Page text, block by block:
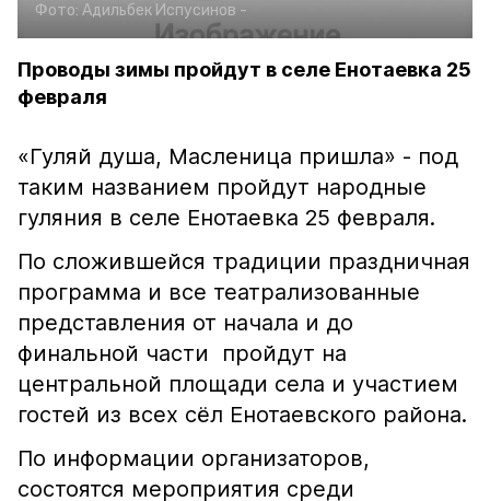
Фото: Адильбек Испусинов -
Проводы зимы пройдут в селе Енотаевка 25
февраля
«Гуляй душа, Масленица пришла» - под
таким названием пройдут народные
гуляния в селе Енотаевка 25 февраля.
По сложившейся традиции праздничная
программа и все театрализованные
представления от начала и до
финальной части пройдут на
центральной площади села и участием
гостей из всех сёл Енотаевского района.
По информации организаторов,
состоятся мероприятия среди